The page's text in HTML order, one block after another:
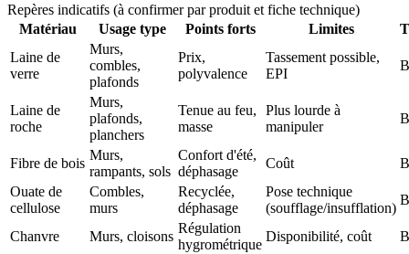
Repères indicatifs (à confirmer par produit et fiche technique)
Matériau
Usage type Points forts Limites
Laine de
verre
Murs,
combles,
plafonds
Prix,
polyvalence
Tassement possible,
EPI
Laine de
roche
Murs,
plafonds,
planchers
Tenue au feu,
masse
Plus lourde à
manipuler
Fibre de bois
Murs,
rampants, sols
Confort d'été,
déphasage
Coût
Ouate de
cellulose
Combles,
murs
Recyclée,
déphasage
Pose technique
(soufflage/insufflation)
Chanvre Murs, cloisons
Régulation
hygrométrique
Disponibilité, coût